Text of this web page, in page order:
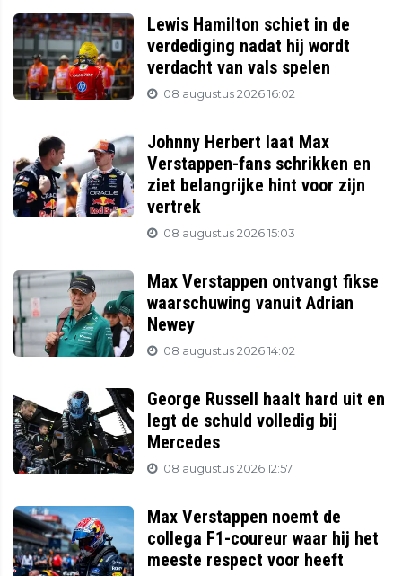
Lewis Hamilton schiet in de
verdediging nadat hij wordt
verdacht van vals spelen
08 augustus 2026 16:02
Johnny Herbert laat Max
Verstappen-fans schrikken en
ziet belangrijke hint voor zijn
vertrek
08 augustus 2026 15:03
Max Verstappen ontvangt fikse
waarschuwing vanuit Adrian
Newey
08 augustus 2026 14:02
George Russell haalt hard uit en
legt de schuld volledig bij
Mercedes
08 augustus 2026 12:57
Max Verstappen noemt de
collega F1-coureur waar hij het
meeste respect voor heeft